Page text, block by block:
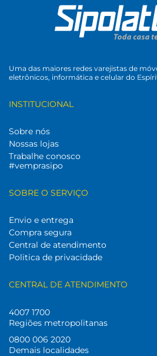
Uma das maiores redes varejistas de
eletrônicos, informática e celular do
INSTITUCIONAL
Sobre nós
Nossas lojas
Trabalhe conosco
#vemprasipo
SOBRE O SERVIÇO
Envio e entrega
Compra segura
Central de atendimento
Politica de privacidade
CENTRAL DE ATENDIMENTO
4007 1700
Regiões metropolitanas
0800 006 2020
Demais localidades